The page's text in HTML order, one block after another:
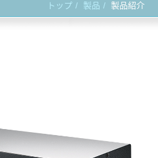
トップ 製品 製品紹介